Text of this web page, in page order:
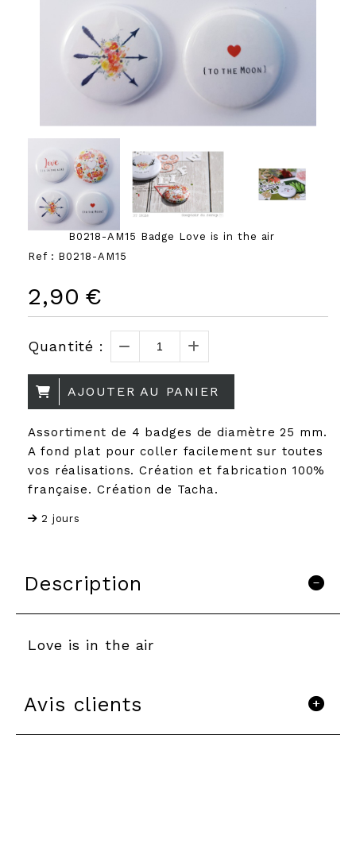
B0218-AM15 Badge Love is in the air
Ref : B0218-AM15
2,90 €
Quantité :
AJOUTER AU PANIER
Assortiment de 4 badges de diamètre 25 mm.
A fond plat pour coller facilement sur toutes
vos réalisations. Création et fabrication 100%
française. Création de Tacha.
2 jours
Description
Love is in the air
Avis clients